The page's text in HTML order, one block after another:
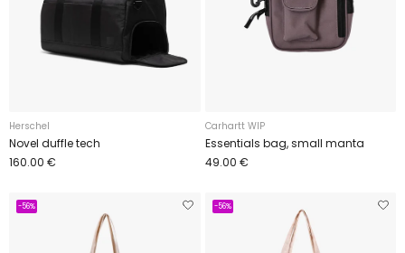
Herschel
Novel duffle tech
160.00 €
Carhartt WIP
Essentials bag, small manta
49.00 €
-56% -56%